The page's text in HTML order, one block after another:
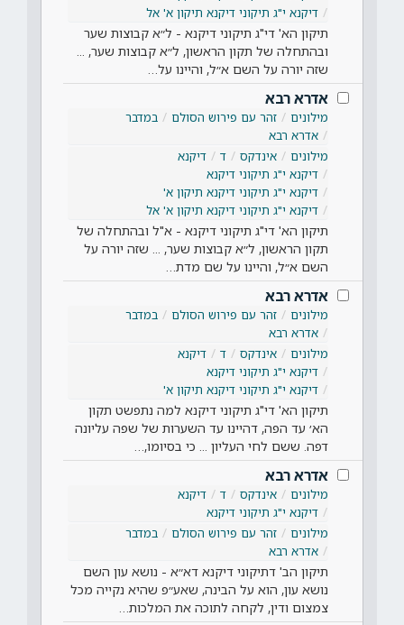
דיקנא י"ג תיקוני דיקנא תיקון א' אל
תיקון הא' די"ג תיקוני דיקנא - ל״א קבוצות שער
ובהתחלה של תקון הראשון, ל״א קבוצות שער, ...
שזה יורה על השם א״ל, והיינו על…
אדרא רבא
מילונים זהר עם פירוש הסולם
במדבר
אדרא רבא
מילונים
אינדקס ד
דיקנא
דיקנא י"ג תיקוני דיקנא
דיקנא י"ג תיקוני דיקנא תיקון א'
דיקנא י"ג תיקוני דיקנא תיקון א' אל
תיקון הא' די"ג תיקוני דיקנא - א"ל ובהתחלה של
תקון הראשון, ל״א קבוצות שער, ... שזה יורה על
השם א״ל, והיינו על שם מדת…
אדרא רבא
מילונים זהר עם פירוש הסולם
במדבר
אדרא רבא
מילונים
אינדקס ד
דיקנא
דיקנא י"ג תיקוני דיקנא
דיקנא י"ג תיקוני דיקנא תיקון א'
תיקון הא' די"ג תיקוני דיקנא למה נתפשט תקון
הא׳ עד הפה, דהיינו עד השערות של שפה עליונה
דפה. ששם לחי העליון ... כי בסיומו,…
אדרא רבא
מילונים אינדקס ד
דיקנא
דיקנא י"ג תיקוני דיקנא
מילונים
זהר עם פירוש הסולם
במדבר
אדרא רבא
תיקון הב' דתיקוני דיקנא דא״א - נושא עון השם
נושא עון, הוא על הבינה, שאע״פ שהיא נקייה מכל
צמצום ודין, לקחה לתוכה את המלכות…